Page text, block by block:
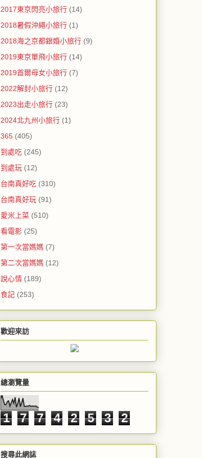
2017東京閃亮小旅行 (14)
2018暑假沖繩小旅行 (1)
2018海之京都銀婚小旅行 (9)
2019東京單飛小旅行 (14)
2019首爾母女小旅行 (7)
2022解封小旅行 (12)
2023出走小旅行 (23)
2024北九州小旅行 (1)
365 (405)
到處吃 (245)
到處玩 (12)
台南真好吃 (310)
台南真好玩 (91)
愛米上菜 (510)
看電影 (25)
第一次當媽媽 (7)
第二次當媽媽 (12)
說心情 (189)
食記 (253)
歡迎來訪
總瀏覽量
1 7 7 4 2 5 3 2
搜尋此網誌